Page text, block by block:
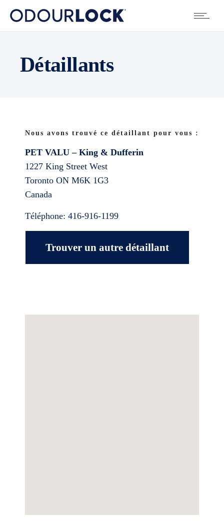
Détaillants
Nous avons trouvé ce détaillant pour vous :
PET VALU – King & Dufferin
1227 King Street West
Toronto ON M6K 1G3
Canada
Téléphone: 416-916-1199
Trouver un autre détaillant